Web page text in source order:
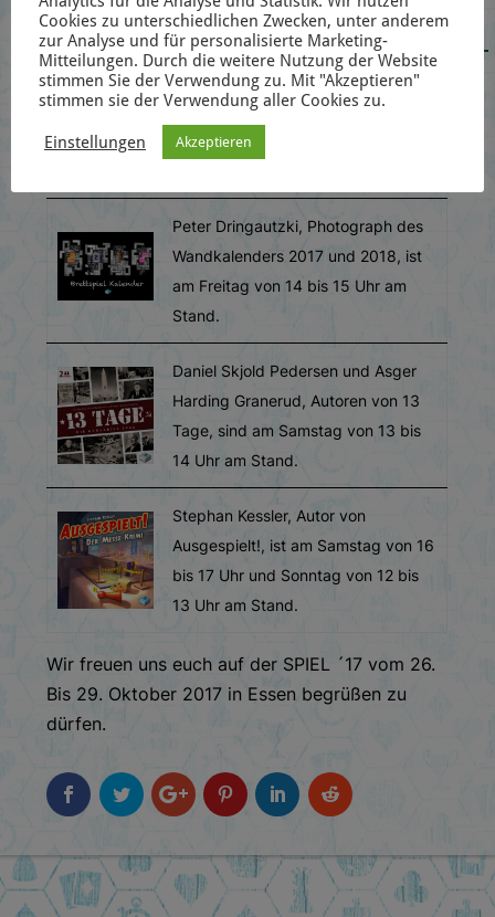
auf frostedgames.de zu kaufen.
Und wer möchte kann zu einer der
verschiedenen Signierstunden am
FrostedGames Stand in Halle 1 Stand D-122
vorbeischauen.
Peter Dringautzki, Photograph des
Wandkalenders 2017 und 2018, ist
am Freitag von 14 bis 15 Uhr am
Stand.
Daniel Skjold Pedersen und Asger
Harding Granerud, Autoren von 13
Tage, sind am Samstag von 13 bis
14 Uhr am Stand.
Stephan Kessler, Autor von
Ausgespielt!, ist am Samstag von 16
bis 17 Uhr und Sonntag von 12 bis
13 Uhr am Stand.
Wir freuen uns euch auf der SPIEL ´17 vom 26.
Bis 29. Oktober 2017 in Essen begrüßen zu
dürfen.
Cookies zu unterschiedlichen Zwecken, unter anderem
zur Analyse und für personalisierte Marketing-
Mitteilungen. Durch die weitere Nutzung der Website
stimmen Sie der Verwendung zu. Mit "Akzeptieren"
stimmen sie der Verwendung aller Cookies zu.
Einstellungen Akzeptieren